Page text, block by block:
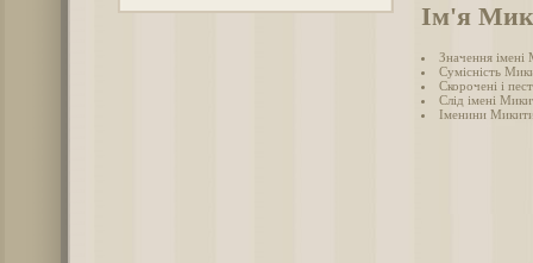
Ім'я
Значення імені
Сумісність
Скорочені і
Слід імені
Іменини